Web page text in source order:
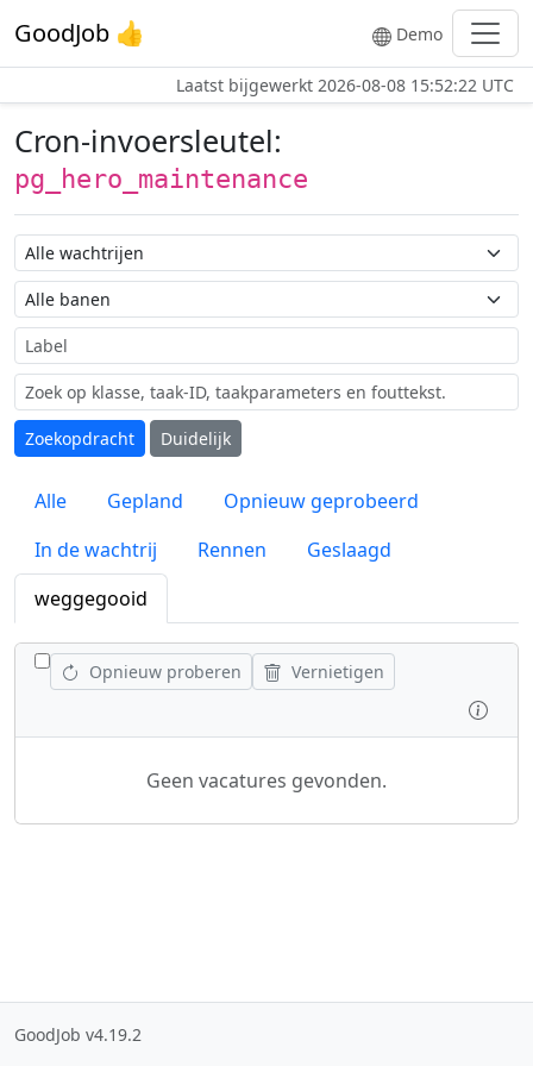
GoodJob 👍 Demo
Laatst bijgewerkt 2026-08-08 15:52:22 UTC
Cron-invoersleutel:
pg_hero_maintenance
Wachtrij naam
Taak naam
Label
Zoekopdracht
Duidelijk
Alle Gepland
Opnieuw geprobeerd
In de wachtrij
Rennen
Geslaagd
weggegooid
WISSEL ALLE VACATURES AF
Opnieuw proberen
Vernietigen
Geen vacatures gevonden.
GoodJob v4.19.2